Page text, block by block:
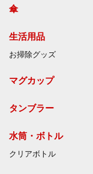
傘
生活用品
お掃除グッズ
マグカップ
タンブラー
水筒・ボトル
クリアボトル